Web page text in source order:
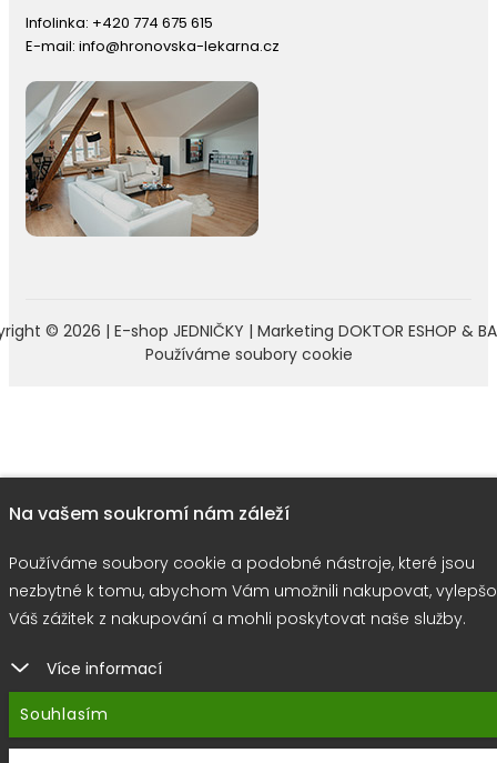
Infolinka: +420 774 675 615
E-mail: info@hronovska-lekarna.cz
© 2026 | E-shop JEDNIČKY | Marketing DOKTOR ESHOP &
Používáme soubory cookie
Na vašem soukromí nám záleží
Používáme soubory cookie a podobné nástroje, které jsou
nezbytné k tomu, abychom Vám umožnili nakupovat,
Váš zážitek z nakupování a mohli poskytovat naše služby.
Více informací
Souhlasím